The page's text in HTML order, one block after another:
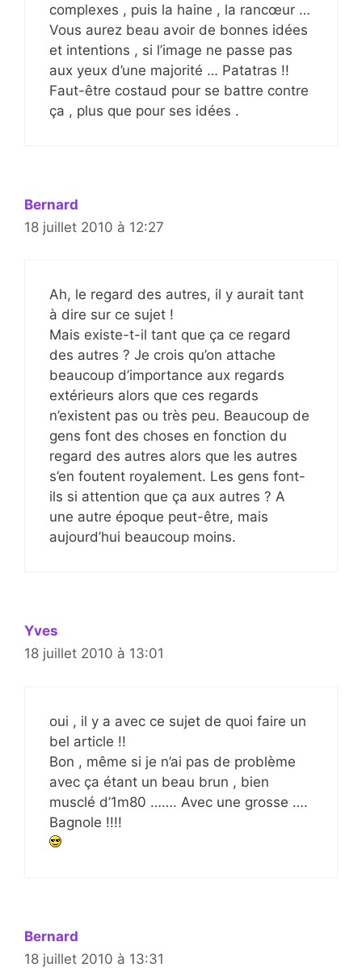
complexes , puis la haine , la rancœur …
Vous aurez beau avoir de bonnes idées
et intentions , si l’image ne passe pas
aux yeux d’une majorité … Patatras !!
Faut-être costaud pour se battre contre
ça , plus que pour ses idées .
Bernard
18 juillet 2010 à 12:27
Ah, le regard des autres, il y aurait tant
à dire sur ce sujet !
Mais existe-t-il tant que ça ce regard
des autres ? Je crois qu’on attache
beaucoup d’importance aux regards
extérieurs alors que ces regards
n’existent pas ou très peu. Beaucoup de
gens font des choses en fonction du
regard des autres alors que les autres
s’en foutent royalement. Les gens font-
ils si attention que ça aux autres ? A
une autre époque peut-être, mais
aujourd’hui beaucoup moins.
Yves
18 juillet 2010 à 13:01
oui , il y a avec ce sujet de quoi faire un
bel article !!
Bon , même si je n’ai pas de problème
avec ça étant un beau brun , bien
musclé d’1m80 ……. Avec une grosse ….
Bagnole !!!!
Bernard
18 juillet 2010 à 13:31